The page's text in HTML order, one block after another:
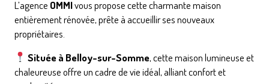
L’agence OMMIvous propose cette charmante maison
entièrement rénovée, prête à accueillir ses nouveaux
propriétaires.
Située à Belloy-sur-Somme, cette maison lumineuse et
chaleureuse offre un cadre de vie idéal, alliant confort et